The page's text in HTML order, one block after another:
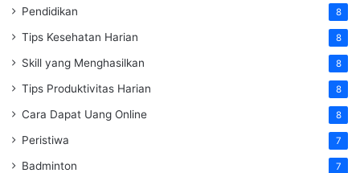
Pendidikan 8
Tips Kesehatan Harian 8
Skill yang Menghasilkan 8
Tips Produktivitas Harian 8
Cara Dapat Uang Online 8
Peristiwa 7
Badminton 7